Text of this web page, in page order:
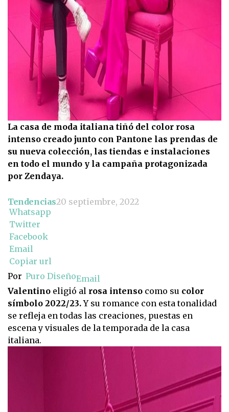
La casa de moda italiana tiñó del color rosa
intenso creado junto con Pantone las prendas de
su nueva colección, las tiendas e instalaciones
en todo el mundo y la campaña protagonizada
por Zendaya.
Tendencias20 septiembre, 2022
Whatsapp
Twitter
Facebook
Email
Copiar url
Por Puro DiseñoEmail
Valentino eligió al rosa intenso como su color
símbolo 2022/23.Y su romance con esta tonalidad
se refleja en todas las creaciones, puestas en
escena y visuales de la temporada de la casa
italiana.